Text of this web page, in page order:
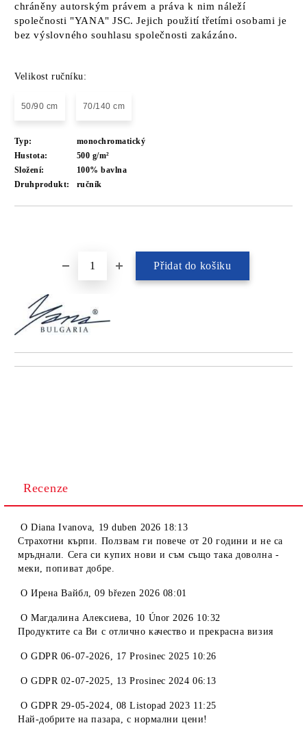
chráněny autorským právem a práva k nim náleží
společnosti "YANA" JSC. Jejich použití třetími osobami je
bez výslovného souhlasu společnosti zakázáno.
Velikost ručníku:
50/90 cm 70/140 cm
Typ:
monochromatický
Hustota:
500 g/m²
Složení:
100% bavlna
Druhprodukt:
ručník
Recenze
ODiana Ivanova, 19 duben 2026 18:13
Страхотни кърпи. Ползвам ги повече от 20 години и не са
мръднали. Сега си купих нови и съм също така доволна -
меки, попиват добре.
OИрена Вайбл,09 březen 2026 08:01
OМагдалина Алексиева, 10 Únor 2026 10:32
Продуктите са Ви с отлично качество и прекрасна визия
OGDPR 06-07-2026, 17 Prosinec 2025 10:26
OGDPR 02-07-2025, 13 Prosinec 2024 06:13
OGDPR 29-05-2024, 08 Listopad 2023 11:25
Най-добрите на пазара, с нормални цени!